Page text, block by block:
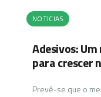
NOTICIAS
Adesivos:
para crescer
Prevê-se que o